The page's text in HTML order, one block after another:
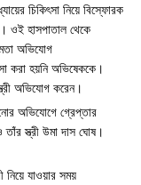
চিকিৎসা নিয়ে বিস্ফোরক
ওই হাসপাতাল থেকে
অভিযোগ
করা হয়নি অভিষেককে।
অভিযোগ করেন।
অভিযোগে গ্রেপ্তার
স্ত্রী উমা দাস ঘোষ।
যাওয়ার সময়